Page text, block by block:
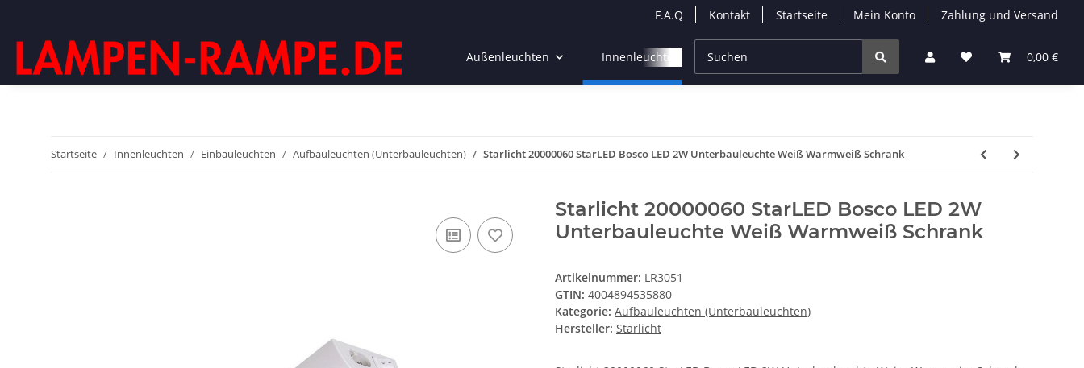
F.A.Q Kontakt Startseite Mein Konto Zahlung und Versand
0,00 €
Außenleuchten Innenleuchten Leuchtmittel Solarleuchten Zubehör
Startseite Innenleuchten Einbauleuchten Aufbauleuchten (Unterbauleuchten) Starlicht 20000060 StarLED Bosco LED 2W Unterbauleuchte Weiß Warmweiß Schrank
Starlicht 20000060 StarLED Bosco LED 2W
Unterbauleuchte Weiß Warmweiß Schrank
Artikelnummer: LR3051
GTIN: 4004894535880
Kategorie: Aufbauleuchten (Unterbauleuchten)
Hersteller: Starlicht